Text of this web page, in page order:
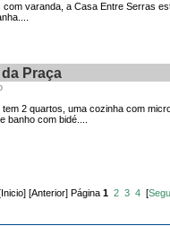
varanda, a Casa Entre Serras
Praça
2 quartos, uma cozinha com
banho com bidé....
[Anterior] Página 1 2 3 4[